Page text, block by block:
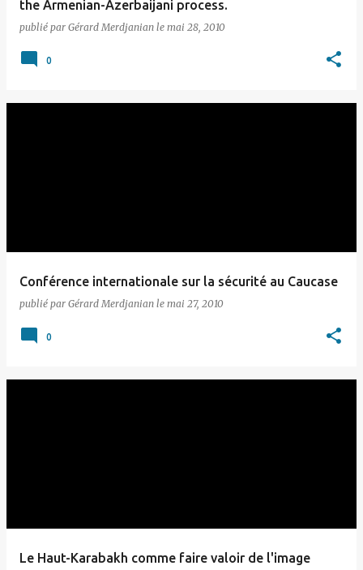
the Armenian-Azerbaijani process.
publié par Gérard Merdjanian le mai 28, 2010
0
Conférence internationale sur la sécurité au Caucase
publié par Gérard Merdjanian le mai 27, 2010
0
Le Haut-Karabakh comme faire valoir de l'image